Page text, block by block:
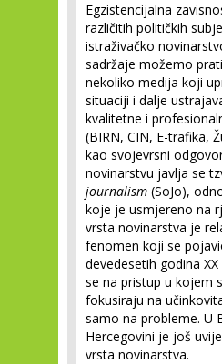
Egzistencijalna
različitih političkih
istraživačko
sadržaje možemo
nekoliko medija koji
situaciji i dalje
kvalitetne i
(BIRN, CIN, E-trafika,
kao svojevrsni
novinarstvu javlja se
journalism (SoJo),
koje je usmjereno na
vrsta novinarstva je
fenomen koji se
devedesetih godina
se na pristup u kojem
fokusiraju na
samo na probleme. U
Hercegovini je još
vrsta novinarstva.